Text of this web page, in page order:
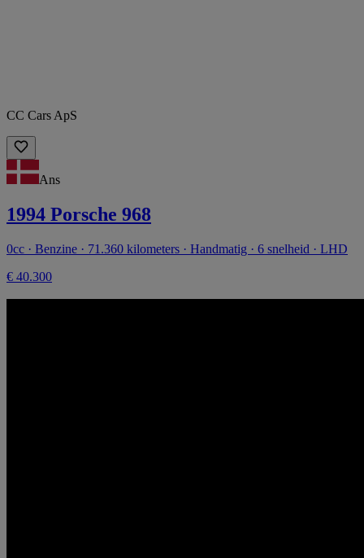
CC Cars ApS
Ans
1994 Porsche 968
0cc · Benzine · 71.360 kilometers · Handmatig · 6 snelheid · LHD
€ 40.300